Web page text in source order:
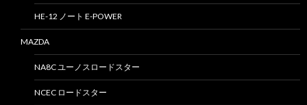
HE-12 ノート E-POWER
MAZDA
NA8C ユーノスロードスター
NCEC ロードスター